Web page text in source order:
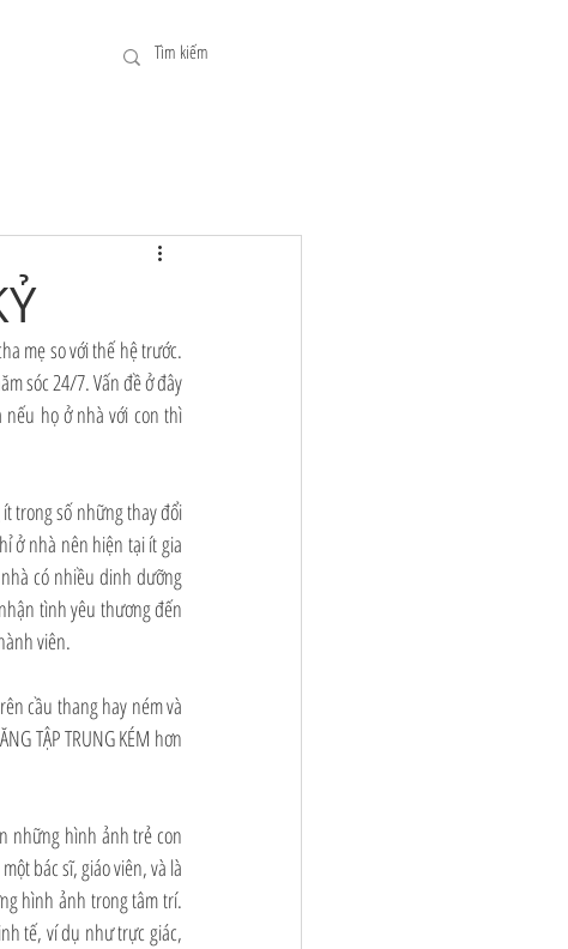
mẹ so với thế hệ trước.
sóc 24/7. Vấn đề ở đây
nếu họ ở nhà với con thì
trong số những thay đổi
ở nhà nên hiện tại ít gia
có nhiều dinh dưỡng
tình yêu thương đến
viên.
cầu thang hay ném và
TẬP TRUNG KÉM hơn
những hình ảnh trẻ con
bác sĩ, giáo viên, và là
hình ảnh trong tâm trí.
tế, ví dụ như trực giác,